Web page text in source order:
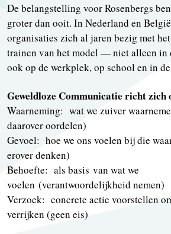
De belangstelling voor Rosenbergs
groter dan ooit. In Nederland en
organisaties zich al jaren bezig met
trainen van het model — niet alleen in
ook op de werkplek, op school en in
Geweldloze Communicatie richt zich
Waarneming: wat we zuiver
daarover oordelen)
Gevoel: hoe we ons voelen bij die
erover denken)
Behoefte: als basis van wat we
voelen (verantwoordelijkheid nemen)
Verzoek: concrete actie voorstellen
verrijken (geen eis)